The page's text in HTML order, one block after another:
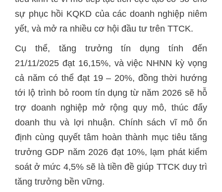
sự phục hồi KQKD của các doanh nghiệp niêm
21/11/2025 đạt 16,15%, và việc NHNN kỳ vọng
cả năm có thể đạt 19 – 20%, đồng thời hướng
tới lộ trình bỏ room tín dụng từ năm 2026 sẽ hỗ
trợ doanh nghiệp mở rộng quy mô, thúc đẩy
doanh thu và lợi nhuận. Chính sách vĩ mô ổn
định cùng quyết tâm hoàn thành mục tiêu tăng
trưởng GDP năm 2026 đạt 10%, lạm phát kiểm
soát ở mức 4,5% sẽ là tiền đề giúp TTCK duy trì